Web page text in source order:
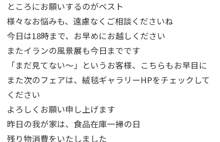
ところにお願いするのがベスト
様々なお悩みも、遠慮なくご相談くださいね
今日は18時まで、お早めにお越しください
またイランの風景展も今日までです
「まだ見てない～」というお客様、こちらもお早目に
また次のフェアは、絨毯ギャラリーHPをチェックして
ください
よろしくお願い申し上げます
昨日の我が家は、食品在庫一掃の日
残り物消費をいたしました